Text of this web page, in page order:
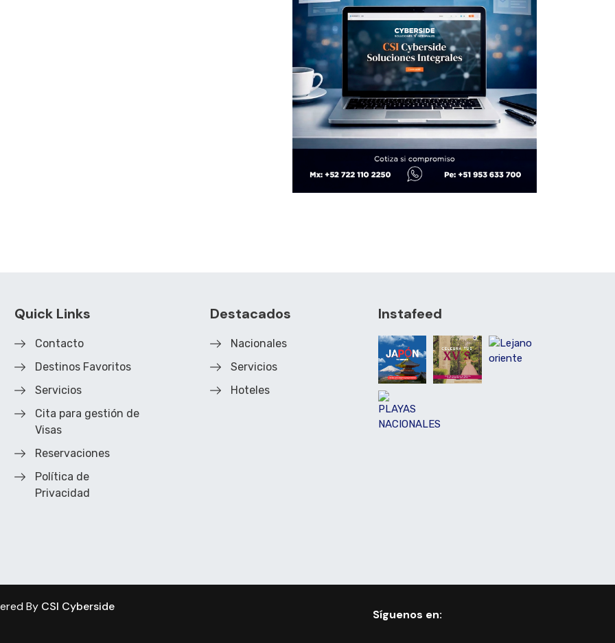
Quick Links
Contacto
Destinos Favoritos
Servicios
Cita para gestión de
Visas
Reservaciones
Política de
Privacidad
Destacados
Nacionales
Servicios
Hoteles
Instafeed
By CSI Cyberside
Síguenos en: